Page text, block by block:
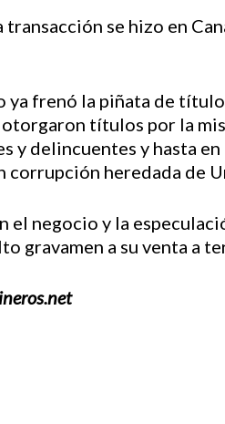
se hizo en
ya frenó la piñata de
títulos por la
y delincuentes y hasta
corrupción heredada de
el negocio y la
gravamen a su venta a